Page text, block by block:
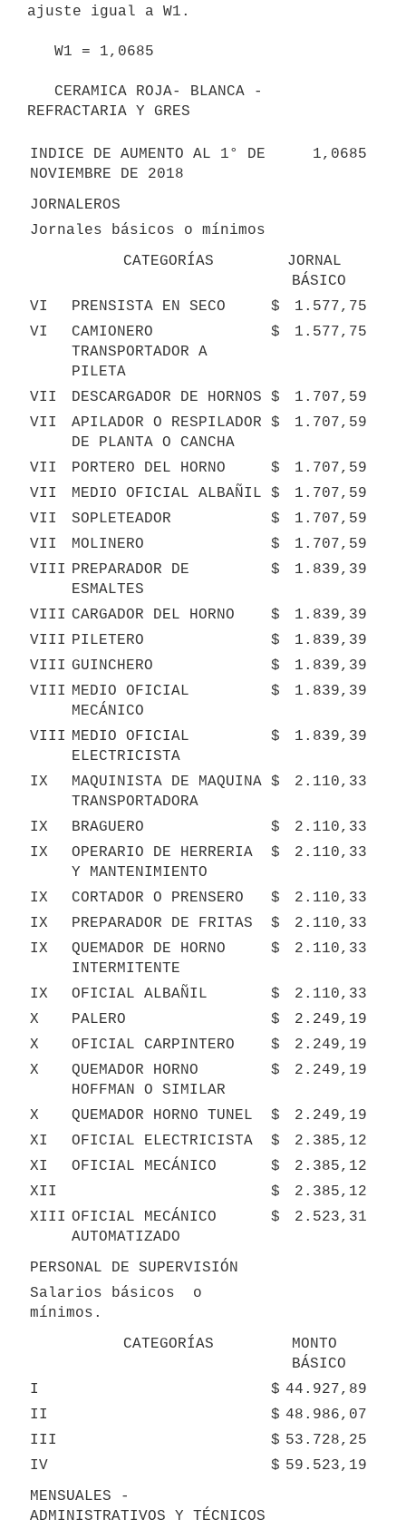
ajuste igual a W1.
REFRACTARIA Y GRES
INDICE DE AUMENTO AL 1° DE
NOVIEMBRE DE 2018
1,0685
JORNALEROS
Jornales básicos o mínimos
CATEGORÍAS
JORNAL
BÁSICO
VI
PRENSISTA EN SECO $
1.577,75
VI
CAMIONERO
TRANSPORTADOR A
PILETA
$ 1.577,75
VII DESCARGADOR DE HORNOS $
1.707,59
VII
APILADOR O RESPILADOR
DE PLANTA O CANCHA
$ 1.707,59
VII PORTERO DEL HORNO $
1.707,59
VII
MEDIO OFICIAL ALBAÑIL $
1.707,59
VII
SOPLETEADOR $
1.707,59
VII
MOLINERO $
1.707,59
VIII PREPARADOR DE
ESMALTES
$ 1.839,39
VIII CARGADOR DEL HORNO $
1.839,39
VIII PILETERO $
1.839,39
VIII GUINCHERO $
1.839,39
VIII MEDIO OFICIAL
MECÁNICO
$ 1.839,39
VIII MEDIO OFICIAL
ELECTRICISTA
$ 1.839,39
IX
MAQUINISTA DE MAQUINA
TRANSPORTADORA
$ 2.110,33
IX BRAGUERO $
2.110,33
IX
OPERARIO DE HERRERIA
Y MANTENIMIENTO
$ 2.110,33
IX CORTADOR O PRENSERO $
2.110,33
IX
PREPARADOR DE FRITAS $
2.110,33
IX
QUEMADOR DE HORNO
INTERMITENTE
$ 2.110,33
IX OFICIAL ALBAÑIL $
2.110,33
X
PALERO $
2.249,19
X
OFICIAL CARPINTERO $
2.249,19
X
QUEMADOR HORNO
HOFFMAN O SIMILAR
$ 2.249,19
X QUEMADOR HORNO TUNEL $
2.249,19
XI
OFICIAL ELECTRICISTA $
2.385,12
XI
OFICIAL MECÁNICO $
2.385,12
XII
$
2.385,12
XIII OFICIAL MECÁNICO
AUTOMATIZADO
$ 2.523,31
PERSONAL DE SUPERVISIÓN
Salarios básicos  o
mínimos.
CATEGORÍAS
MONTO
BÁSICO
I
$ 44.927,89
II
$ 48.986,07
III
$ 53.728,25
IV
$ 59.523,19
MENSUALES -
ADMINISTRATIVOS Y TÉCNICOS